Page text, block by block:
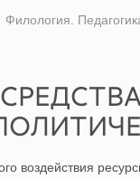
Филология.
воздействия